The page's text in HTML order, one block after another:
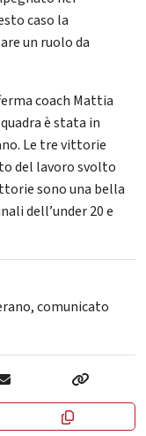
caso la
un ruolo da
coach Mattia
è stata in
Le tre vittorie
del lavoro svolto
sono una bella
dell’under 20 e
,comunicato